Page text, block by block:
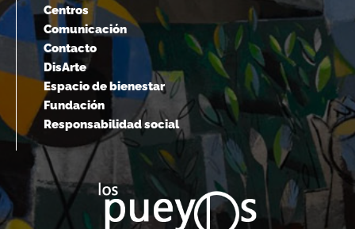
Centros
Comunicación
Contacto
DisArte
Espacio de bienestar
Fundación
Responsabilidad social